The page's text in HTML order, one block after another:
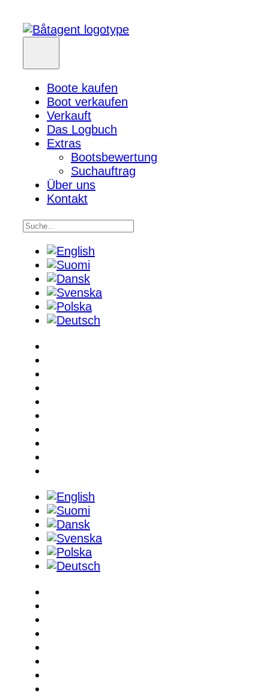
Boote kaufen
Boot verkaufen
Verkauft
Das Logbuch
Extras
Bootsbewertung
Suchauftrag
Über uns
Kontakt